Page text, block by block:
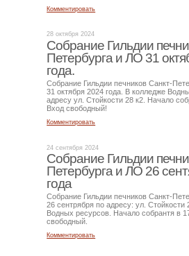
Комментировать
28 октября 2024
Собрание Гильдии
Петербурга и ЛО 31
года.
Собрание Гильдии печников Санкт-
31 октября 2024 года. В колледже
адресу ул. Стойкости 28 к2. Начало
Вход свободный!
Комментировать
24 сентября 2024
Собрание Гильдии
Петербурга и ЛО 26
года
Собрание Гильдии печников Санкт-
26 сентрября по адресу: ул. Стойкости
Водных ресурсов. Начало собрантя в
свободный.
Комментировать